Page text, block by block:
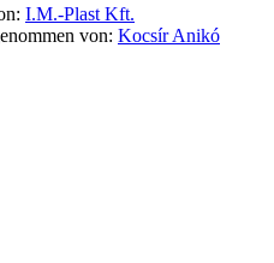
I.M.-Plast Kft.
von: Kocsír Anikó